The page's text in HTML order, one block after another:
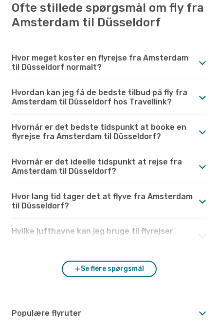
Ofte stillede spørgsmål om fly fra
Amsterdam til Düsseldorf
Hvor meget koster en flyrejse fra Amsterdam
til Düsseldorf normalt?
Hvordan kan jeg få de bedste tilbud på fly fra
Amsterdam til Düsseldorf hos Travellink?
Hvornår er det bedste tidspunkt at booke en
flyrejse fra Amsterdam til Düsseldorf?
Hvornår er det ideelle tidspunkt at rejse fra
Amsterdam til Düsseldorf?
Hvor lang tid tager det at flyve fra Amsterdam
til Düsseldorf?
Hvilke lufthavne kan jeg bruge til flyrejser
Se flere spørgsmål
Populære flyruter